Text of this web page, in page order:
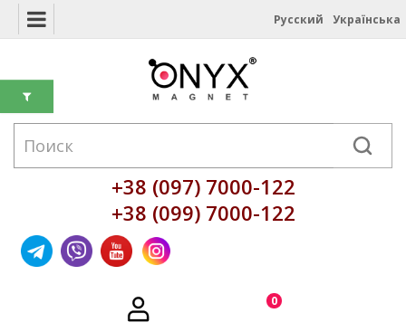
Русский Українська
+38 (097) 7000-122
+38 (099) 7000-122
0